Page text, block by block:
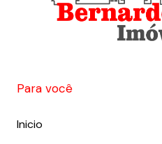
Para você
Inicio